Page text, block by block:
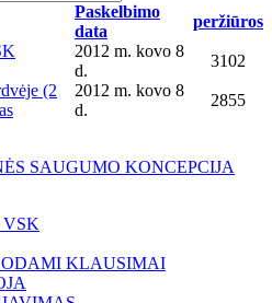
Paskelbimo
data
peržiūros
2012 m. kovo 8
d.
3102
(2
2012 m. kovo 8
d.
2855
SAUGUMO KONCEPCIJA
VSK
KLAUSIMAI